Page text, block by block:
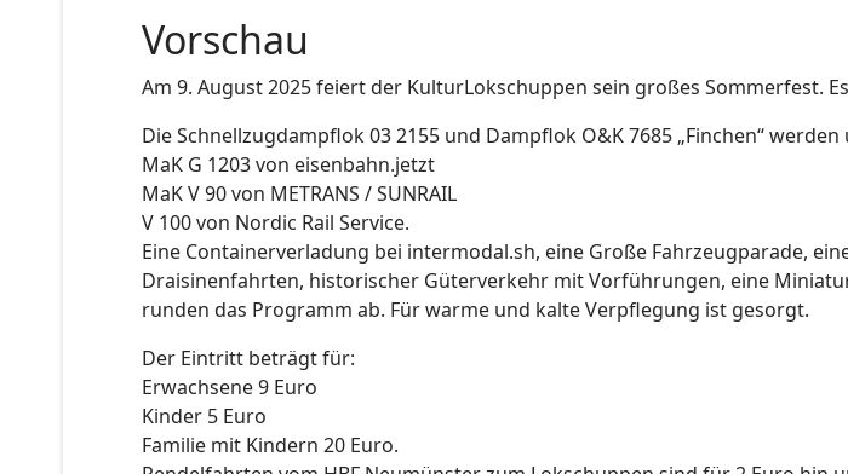
Vorschau
Am 9. August 2025 feiert der KulturLokschuppen sein großes Sommerfest.
Die Schnellzugdampflok 03 2155 und Dampflok O&K 7685 „Finchen“
MaK G 1203 von eisenbahn.jetzt
MaK V 90 von METRANS / SUNRAIL
V 100 von Nordic Rail Service.
Eine Containerverladung bei intermodal.sh, eine Große Fahrzeugparade,
Draisinenfahrten, historischer Güterverkehr mit Vorführungen, eine
runden das Programm ab. Für warme und kalte Verpflegung ist gesorgt.
Der Eintritt beträgt für:
Erwachsene 9 Euro
Kinder 5 Euro
Familie mit Kindern 20 Euro.